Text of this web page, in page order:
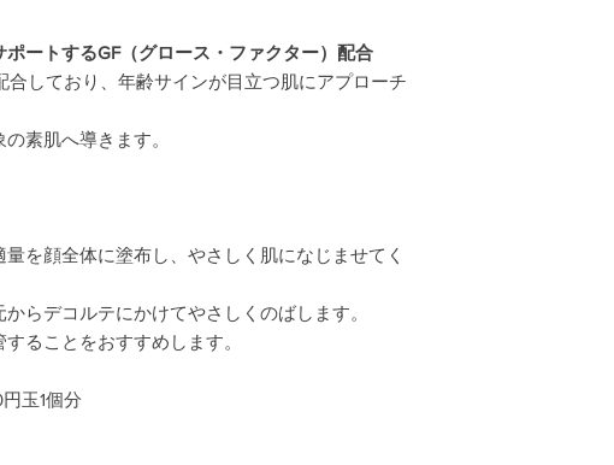
ートするGF（グロース・ファクター）配合
合しており、年齢サインが目立つ肌にアプローチ
素肌へ導きます。
を顔全体に塗布し、やさしく肌になじませてく
らデコルテにかけてやさしくのばします。
ることをおすすめします。
玉1個分